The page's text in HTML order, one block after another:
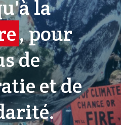
la
, pour
de
et de